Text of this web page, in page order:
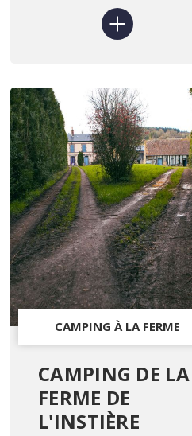
CAMPING À LA FERME
CAMPING DE LA
FERME DE
L'INSTIÈRE